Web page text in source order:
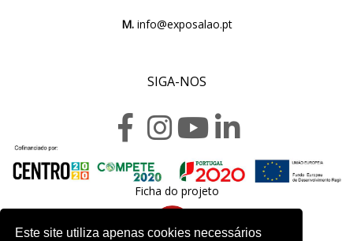
Este site utiliza apenas cookies necessários
M.info@exposalao.pt
SIGA-NOS
Ficha do projeto